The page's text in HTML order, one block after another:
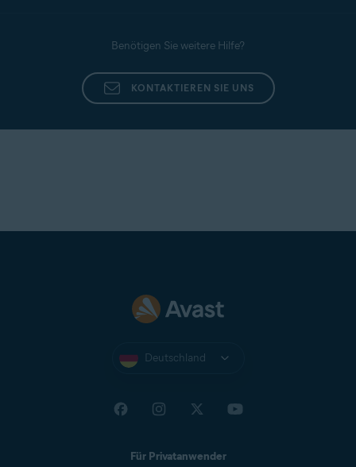
Benötigen Sie weitere Hilfe?
KONTAKTIEREN SIE UNS
Deutschland
Für Privatanwender